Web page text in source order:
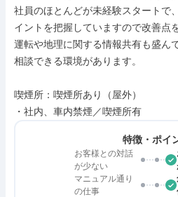
社員のほとんどが未経験スタートで
イントを把握していますので改善点
運転や地理に関する情報共有も盛ん
相談できる環境があります。
喫煙所：喫煙所あり（屋外）
・社内、車内禁煙／喫煙所有
特徴・ポイ
お客様との対話
が少ない
マニュアル通り
の仕事